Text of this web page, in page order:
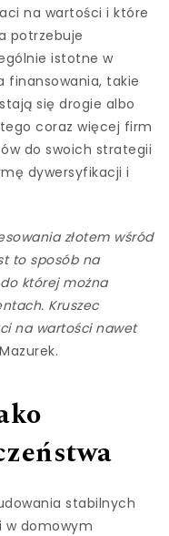
na wartości i które
potrzebuje
istotne w
finansowania, takie
się drogie albo
coraz więcej firm
do swoich strategii
dywersyfikacji i
złotem wśród
to sposób na
której można
Kruszec
na wartości nawet
stabilnych
w domowym